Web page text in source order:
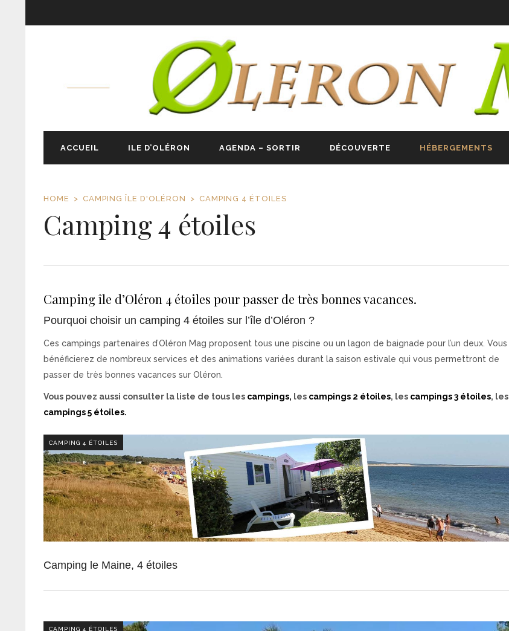
ACCUEIL ILE D’OLÉRON AGENDA – SORTIR DÉCOUVERTE HÉBERGEMENTS
HOME CAMPING ÎLE D'OLÉRON CAMPING 4 ÉTOILES
Camping 4 étoiles
Camping île d’Oléron 4 étoiles pour passer de très bonnes vacances.
Pourquoi choisir un camping 4 étoiles sur l’île d’Oléron ?
Ces campings partenaires d’Oléron Mag proposent tous une piscine ou un lagon de baignade pour l’un deux. Vous
bénéficierez de nombreux services et des animations variées durant la saison estivale qui vous permettront de
passer de très bonnes vacances sur Oléron.
Vous pouvez aussi consulter la liste de tous les campings, les campings 2 étoiles, les campings 3 étoiles, les
campings 5 étoiles.
CAMPING 4 ÉTOILES
Camping le Maine, 4 étoiles
CAMPING 4 ÉTOILES